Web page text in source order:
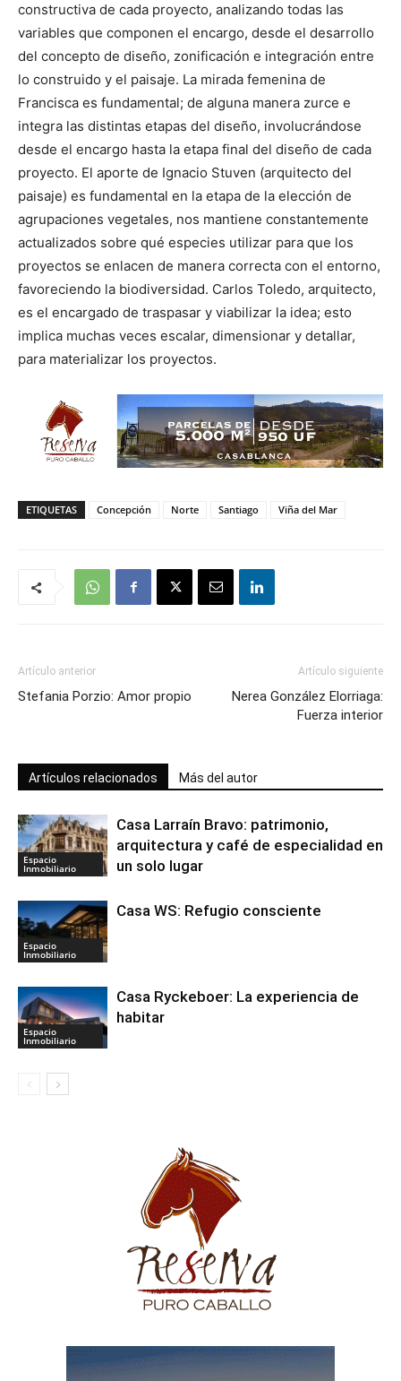
constructiva de cada proyecto, analizando todas las
variables que componen el encargo, desde el desarrollo
del concepto de diseño, zonificación e integración entre
lo construido y el paisaje. La mirada femenina de
Francisca es fundamental; de alguna manera zurce e
integra las distintas etapas del diseño, involucrándose
desde el encargo hasta la etapa final del diseño de cada
proyecto. El aporte de Ignacio Stuven (arquitecto del
paisaje) es fundamental en la etapa de la elección de
agrupaciones vegetales, nos mantiene constantemente
actualizados sobre qué especies utilizar para que los
proyectos se enlacen de manera correcta con el entorno,
favoreciendo la biodiversidad. Carlos Toledo, arquitecto,
es el encargado de traspasar y viabilizar la idea; esto
implica muchas veces escalar, dimensionar y detallar,
para materializar los proyectos.
ETIQUETAS Concepción Norte Santiago Viña del Mar
Artículo anterior
Stefania Porzio: Amor propio
Artículo siguiente
Nerea González Elorriaga:
Fuerza interior
Artículos relacionados Más del autor
Espacio
Inmobiliario
Casa Larraín Bravo: patrimonio,
arquitectura y café de especialidad en
un solo lugar
Espacio
Inmobiliario
Casa WS: Refugio consciente
Espacio
Inmobiliario
Casa Ryckeboer: La experiencia de
habitar